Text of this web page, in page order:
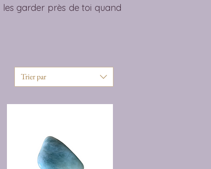
garder près de toi quand
Trier par